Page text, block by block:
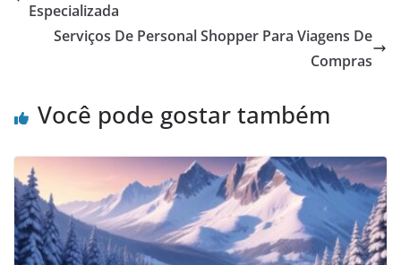
Especializada
Serviços De Personal Shopper Para Viagens De
Compras
Você pode gostar também